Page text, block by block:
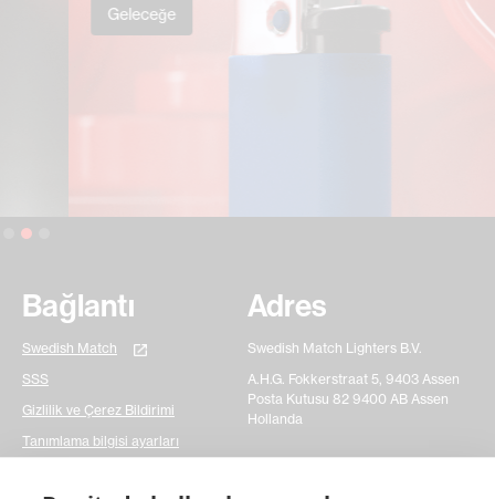
Slide 2 of 3.
Bağlantı
Swedish Match
SSS
Gizlilik ve Çerez Bildirimi
Tanımlama bilgisi ayarları
Adres
Swedish Match Lighters B.V.
A.H.G. Fokkerstraat 5, 9403 Assen
Posta Kutusu 82 9400 AB Assen
Hollanda